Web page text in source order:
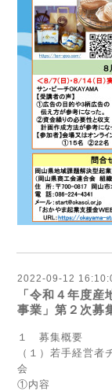
2022-09-12
「令和４年度
事業」第２次募
１ 募集概要
（１）若手経営
会
①内容